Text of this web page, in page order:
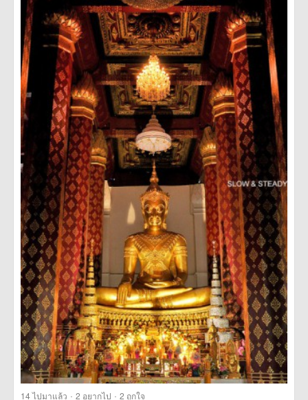
14ไปมาแล้ว · 2 อยากไป · 2 ถูกใจ